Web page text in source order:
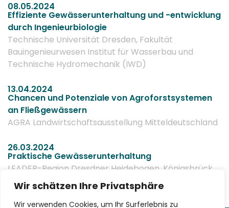
Wir schätzen Ihre Privatsphäre
Wir verwenden Cookies, um Ihr Surferlebnis zu
08.05.2024
Effiziente Gewässerunterhaltung und -entwicklung
durch Ingenieurbiologie
Technische Universität Dresden, Fakultät
Bauingenieurwesen Institut für Wasserbau und
Technische Hydromechanik (IWD)
13.04.2024
Chancen und Potenziale von Agroforstsystemen
an Fließgewässern
AGRA Landwirtschaftsausstellung Mitteldeutschland
26.03.2024
Praktische Gewässerunterhaltung
LEADER-Region Dresdner Heidebogen, Königsbrück
<
1 2 3 4 5 >